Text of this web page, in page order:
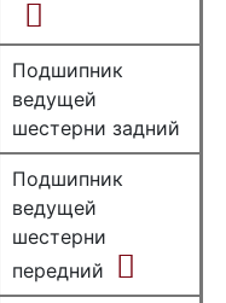
Подшипник
ведущей
шестерни задний
Подшипник
ведущей
шестерни
передний